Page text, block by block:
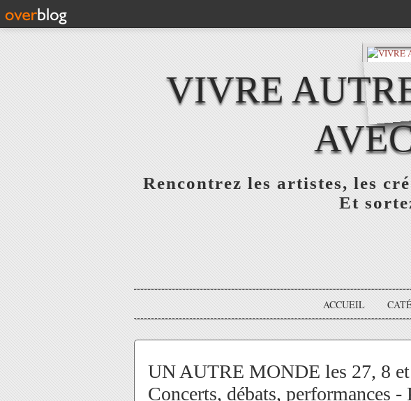
VIVRE
Rencontrez les artistes, les
Et
ACCUEIL
UN AUTRE MONDE les 27, 8
Concerts, débats, performances -